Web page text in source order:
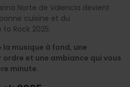
Norte de Valencia devient
cuisine et du
Rock 2025.
la musique à fond, une
et une ambiance qui vous
minute.